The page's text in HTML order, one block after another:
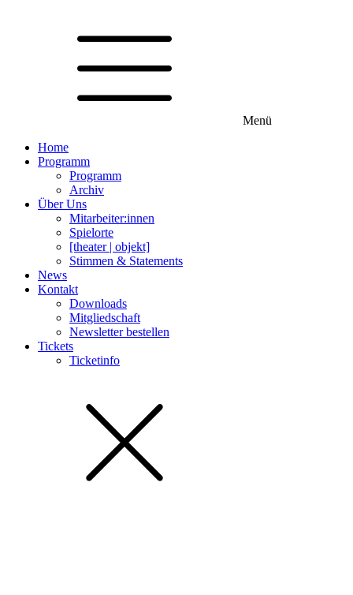
Menü
Home
Programm
Programm
Archiv
Über Uns
Mitarbeiter:innen
Spielorte
[theater | objekt]
Stimmen & Statements
News
Kontakt
Downloads
Mitgliedschaft
Newsletter bestellen
Tickets
Ticketinfo